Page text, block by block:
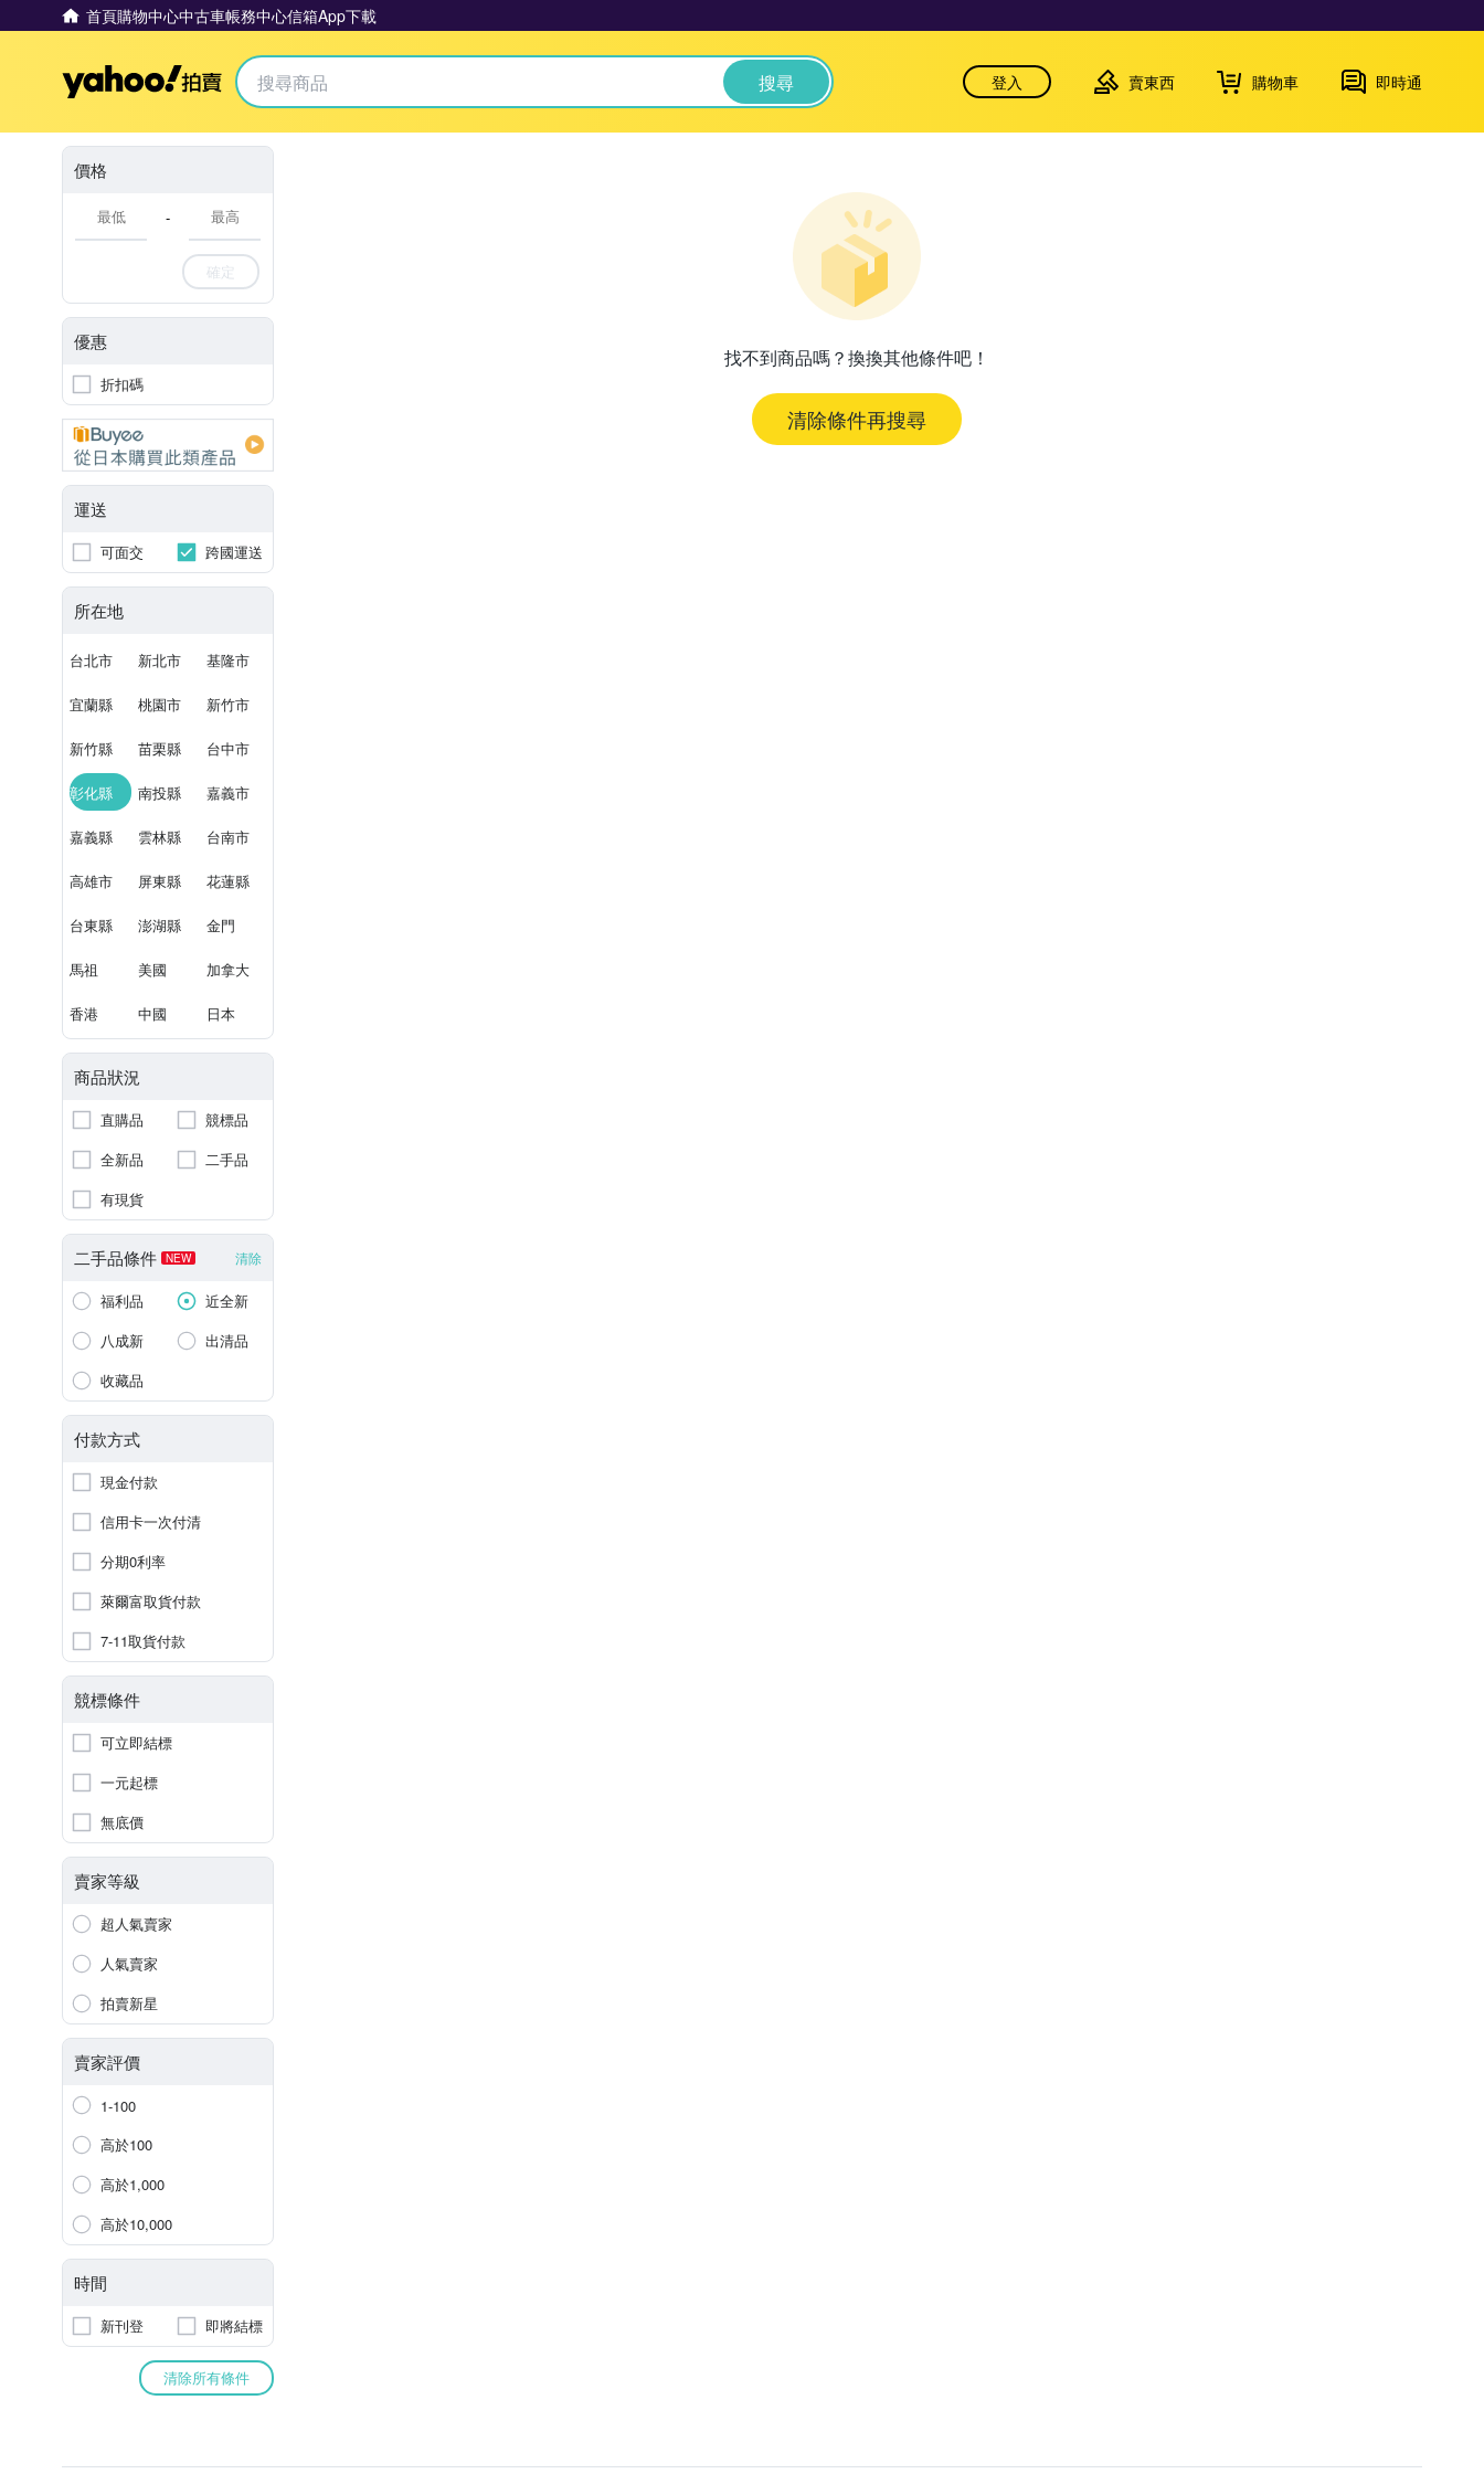
首頁購物中心中古車帳務中心信箱App下載
Yahoo拍賣 搜尋 登入 賣東西 購物車 即時通
價格
-
確定
優惠
折扣碼
運送
可面交 跨國運送
所在地
台北市 新北市 基隆市
宜蘭縣 桃園市 新竹市
新竹縣 苗栗縣 台中市
彰化縣 南投縣 嘉義市
嘉義縣 雲林縣 台南市
高雄市 屏東縣 花蓮縣
台東縣 澎湖縣 金門
馬祖 美國 加拿大
香港 中國 日本
商品狀況
直購品
競標品
全新品
二手品
有現貨
二手品條件 NEW 清除
福利品
近全新
八成新
出清品
收藏品
付款方式
現金付款
信用卡一次付清
分期0利率
萊爾富取貨付款
7-11取貨付款
競標條件
可立即結標
一元起標
無底價
賣家等級
超人氣賣家
人氣賣家
拍賣新星
賣家評價
1-100
高於100
高於1,000
高於10,000
時間
新刊登 即將結標
清除所有條件
找不到商品嗎？換換其他條件吧！
清除條件再搜尋